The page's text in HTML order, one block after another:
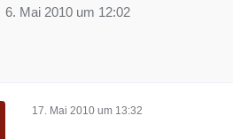
6. Mai 2010 um 12:02
17. Mai 2010 um 13:32